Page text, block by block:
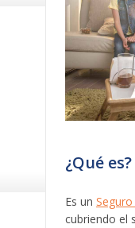
¿Qué es?
Es un
cubriendo el